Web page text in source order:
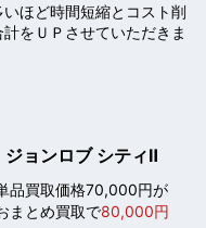
ほど時間短縮とコスト削
をＵＰさせていただきま
ジョンロブ シティⅡ
品買取価格70,000円が
まとめ買取で80,000円